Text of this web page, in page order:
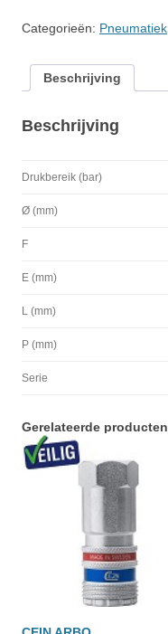
Categorieën: Pneumatiek
Beschrijving
Beschrijving
Drukbereik (bar)
Ø (mm)
F
E (mm)
L (mm)
P (mm)
Serie
Gerelateerde producten